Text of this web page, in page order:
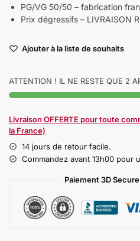
PG/VG 50/50 – fabrication
Prix dégressifs – LIVRAISON
Ajouter à la liste de souhaits
ATTENTION ! IL NE RESTE QUE 2
Livraison OFFERTE pour toute
la France)
14 jours de retour facile.
Commandez avant 13h00 pour
Paiement 3D